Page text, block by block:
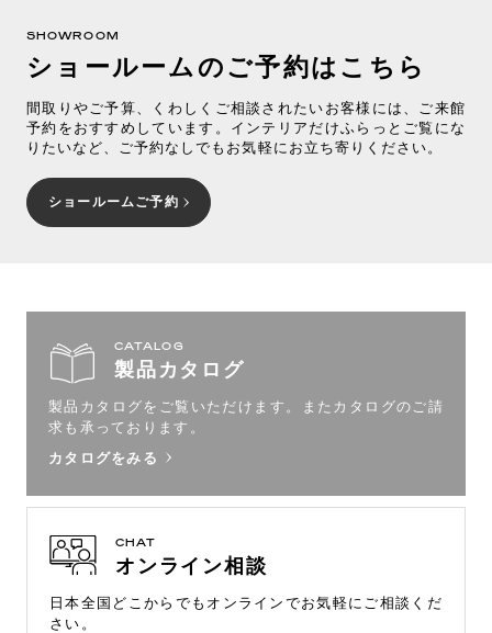
SHOWROOM
ショールームのご予約はこちら
間取りやご予算、くわしくご相談されたいお客様には、ご来館
予約をおすすめしています。インテリアだけふらっとご覧にな
りたいなど、ご予約なしでもお気軽にお立ち寄りください。
ショールームご予約
CATALOG
製品カタログ
製品カタログをご覧いただけます。
またカタログのご請
求も承っております。
カタログをみる
CHAT
オンライン相談
日本全国どこからでもオンラインでお気軽にご相談くだ
さい。